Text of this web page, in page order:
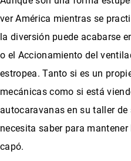
ver América mientras se
la diversión puede acabarse
o el Accionamiento del
estropea. Tanto si es un
mecánicas como si está
autocaravanas en su taller
necesita saber para
capó.